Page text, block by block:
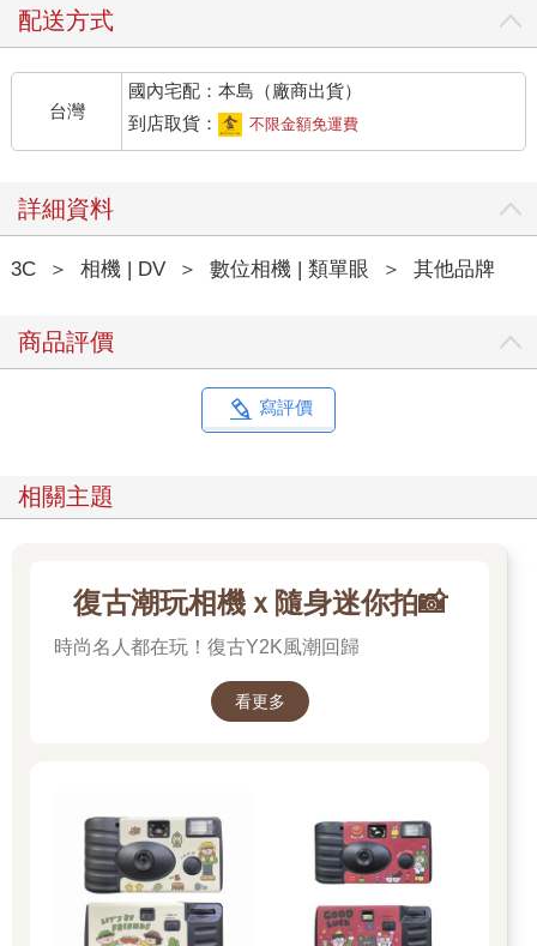
配送方式
台灣
國內宅配：本島（廠商出貨）
到店取貨：
不限金額免運費
詳細資料
3C ＞ 相機 | DV ＞ 數位相機 | 類單眼 ＞ 其他品牌
商品評價
寫評價
相關主題
復古潮玩相機ｘ隨身迷你拍📸
時尚名人都在玩！復古Y2K風潮回歸
看更多